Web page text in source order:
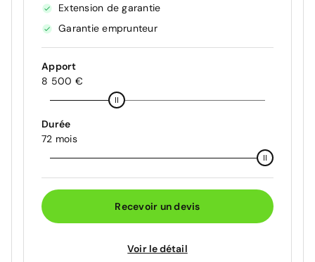
Extension de garantie
Garantie emprunteur
Apport
8 500 €
Durée
72 mois
Recevoir un devis
Voir le détail